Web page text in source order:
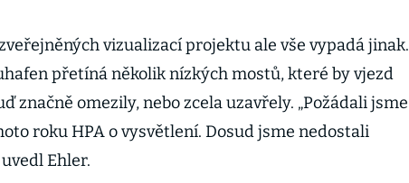
vizualizací projektu ale vše vypadá jinak.
přetíná několik nízkých mostů, které by vjezd
značně omezily, nebo zcela uzavřely. „Požádali jsme
roku HPA o vysvětlení. Dosud jsme nedostali
Ehler.